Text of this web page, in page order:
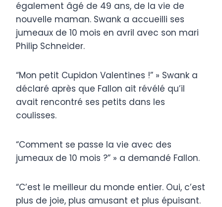
également âgé de 49 ans, de la vie de
nouvelle maman. Swank a accueilli ses
jumeaux de 10 mois en avril avec son mari
Philip Schneider.
“Mon petit Cupidon Valentines !” » Swank a
déclaré après que Fallon ait révélé qu’il
avait rencontré ses petits dans les
coulisses.
“Comment se passe la vie avec des
jumeaux de 10 mois ?” » a demandé Fallon.
“C’est le meilleur du monde entier. Oui, c’est
plus de joie, plus amusant et plus épuisant.